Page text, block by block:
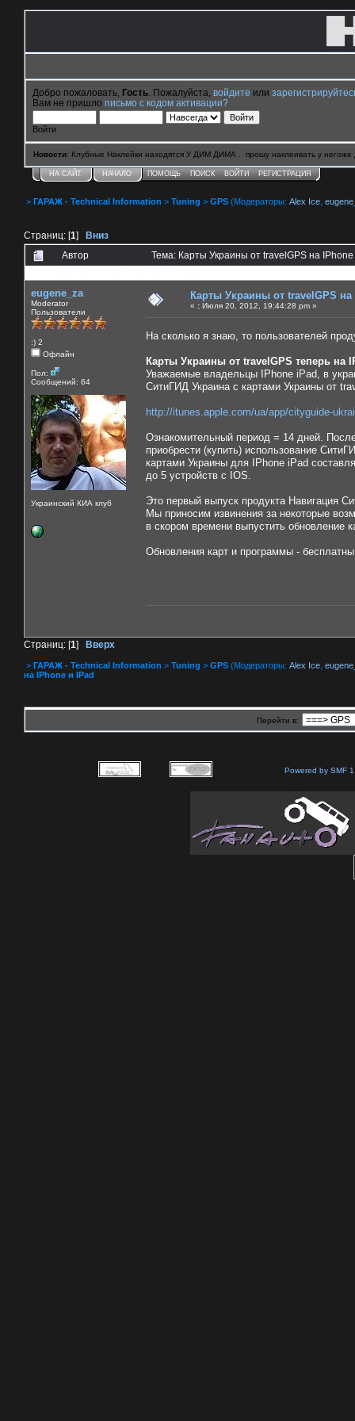
Добро пожаловать, Гость . Пожалуйста, войдите или
Вам не пришло письмо с кодом активации?
Войти
Новости: Клубные Наклейки находятся У ДИМ ДИМА . прошу наклеивать у негоже
НА САЙТ НАЧАЛО ПОМОЩЬ ПОИСК ВОЙТИ РЕГИСТРАЦИЯ
> ГАРАЖ - Technical Information > Tuning > GPS (Модераторы: Alex Ice
Страниц: [1] Вниз
Автор
Тема: Карты Украины от travelGPS на
eugene_za
Moderator
Пользователи
:) 2
Офлайн
Пол:
Сообщений: 64
Украинский КИА клуб
Карты Украины от travelGPS
« : Июля 20, 2012, 19:44:28 pm »
На сколько я знаю, то пользователей
Карты Украины от travelGPS теперь на
Уважаемые владельцы IPhone iPad, в
СитиГИД Украина с картами Украины от
http://itunes.apple.com/ua/app/cityguide-
Ознакомительный период = 14 дней.
приобрести (купить) использование
картами Украины для IPhone iPad
до 5 устройств с IOS.
Это первый выпуск продукта Навигация
Мы приносим извинения за некоторые
в скором времени выпустить обновление
Обновления карт и программы -
Страниц: [1] Вверх
> ГАРАЖ - Technical Information > Tuning > GPS (Модераторы: Alex Ice
на IPhone и IPad
Перейти в:
Powered by SMF